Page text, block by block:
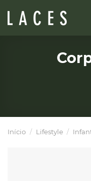
Início / Lifestyle /